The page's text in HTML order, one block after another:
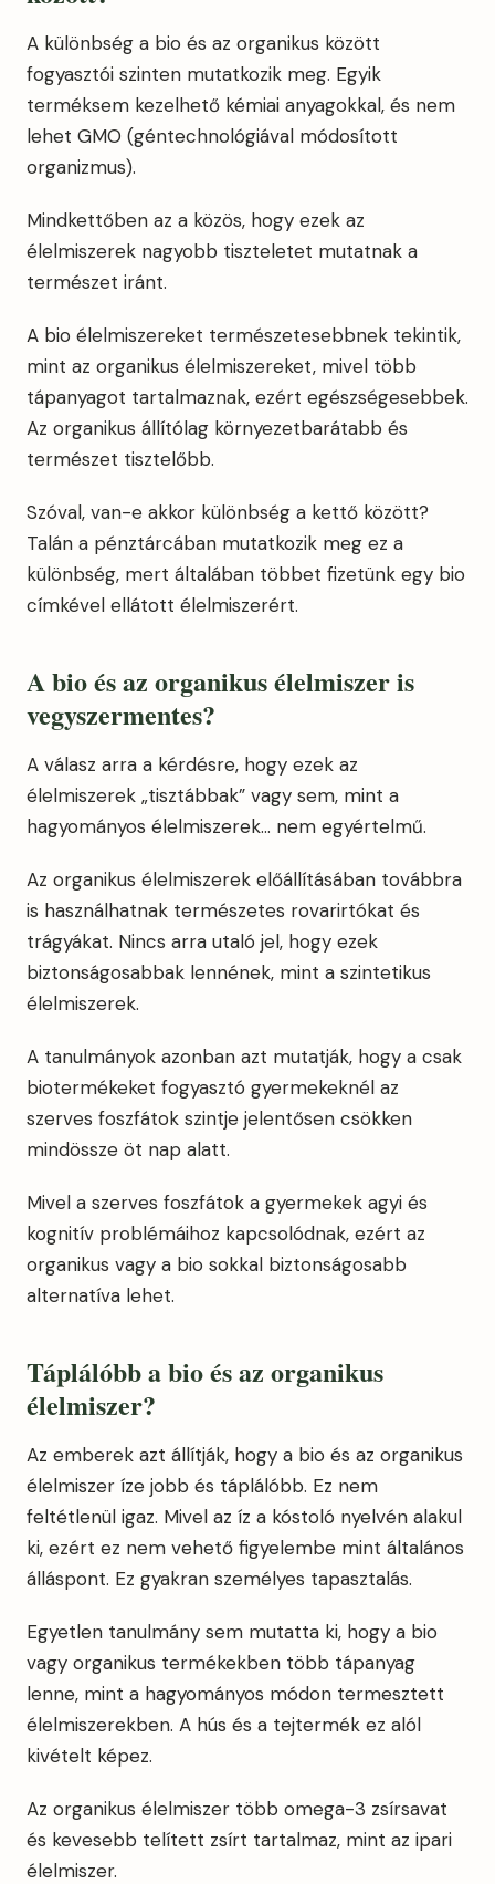
A különbség a bio és az organikus között
fogyasztói szinten mutatkozik meg. Egyik
terméksem kezelhető kémiai anyagokkal, és nem
lehet GMO (géntechnológiával módosított
organizmus).
Mindkettőben az a közös, hogy ezek az
élelmiszerek nagyobb tiszteletet mutatnak a
természet iránt.
A bio élelmiszereket természetesebbnek tekintik,
mint az organikus élelmiszereket, mivel több
tápanyagot tartalmaznak, ezért egészségesebbek.
Az organikus állítólag környezetbarátabb és
természet tisztelőbb.
Szóval, van-e akkor különbség a kettő között?
Talán a pénztárcában mutatkozik meg ez a
különbség, mert általában többet fizetünk egy bio
címkével ellátott élelmiszerért.
A bio és az organikus élelmiszer is
vegyszermentes?
A válasz arra a kérdésre, hogy ezek az
élelmiszerek „tisztábbak” vagy sem, mint a
hagyományos élelmiszerek… nem egyértelmű.
Az organikus élelmiszerek előállításában továbbra
is használhatnak természetes rovarirtókat és
trágyákat. Nincs arra utaló jel, hogy ezek
biztonságosabbak lennének, mint a szintetikus
élelmiszerek.
A tanulmányok azonban azt mutatják, hogy a csak
biotermékeket fogyasztó gyermekeknél az
szerves foszfátok szintje jelentősen csökken
mindössze öt nap alatt.
Mivel a szerves foszfátok a gyermekek agyi és
kognitív problémáihoz kapcsolódnak, ezért az
organikus vagy a bio sokkal biztonságosabb
alternatíva lehet.
Táplálóbb a bio és az organikus
élelmiszer?
Az emberek azt állítják, hogy a bio és az organikus
élelmiszer íze jobb és táplálóbb. Ez nem
feltétlenül igaz. Mivel az íz a kóstoló nyelvén alakul
ki, ezért ez nem vehető figyelembe mint általános
álláspont. Ez gyakran személyes tapasztalás.
Egyetlen tanulmány sem mutatta ki, hogy a bio
vagy organikus termékekben több tápanyag
lenne, mint a hagyományos módon termesztett
élelmiszerekben. A hús és a tejtermék ez alól
kivételt képez.
Az organikus élelmiszer több omega-3 zsírsavat
és kevesebb telített zsírt tartalmaz, mint az ipari
élelmiszer.